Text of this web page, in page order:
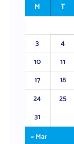
M
T
3
4
10
11
17
18
24
25
31
« Mar